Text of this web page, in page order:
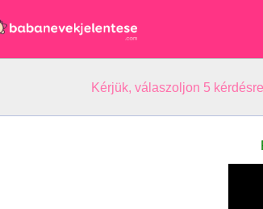
Kérjük, válaszoljon 5